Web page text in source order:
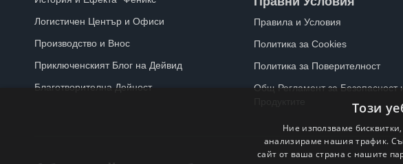
Логистичен Център и Офиси
Производство и Внос
Приключенският Блог на Дейвид
Благотворителна Дейност
Правила и Условия
Политика за Cookies
Политика за Поверителност
Общ Регламент за Безопасност
Този
Ние използваме
анализираме нашия трафик.
сайт от ваша страна с нашите